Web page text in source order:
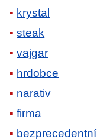
krystal
steak
vajgar
hrdobce
narativ
firma
bezprecedentní